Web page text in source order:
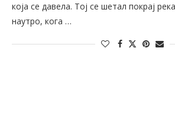
која се давeла. Тој се шетал покрај
наутро, кога …